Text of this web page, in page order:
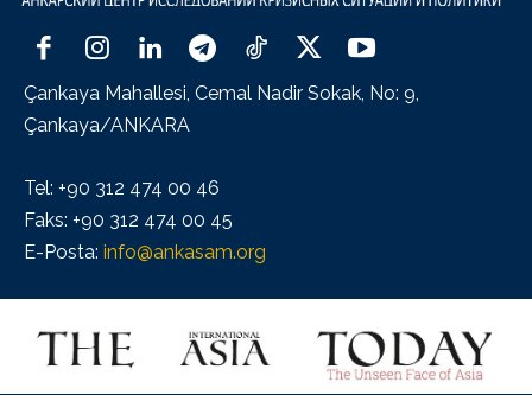
Çankaya Mahallesi, Cemal Nadir Sokak, No: 9,
Çankaya/ANKARA
Tel: +90 312 474 00 46
Faks: +90 312 474 00 45
E-Posta: info@ankasam.org